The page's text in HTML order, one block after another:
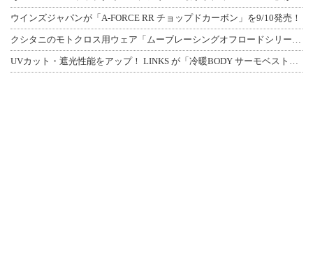
ウインズジャパンが「A-FORCE RR チョップドカーボン」を9/10発売！